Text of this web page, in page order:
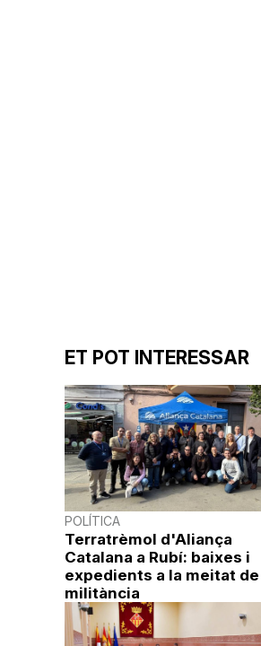
ET POT INTERESSAR
POLÍTICA
Terratrèmol d'Aliança
Catalana a Rubí: baixes i
expedients a la meitat de
militància